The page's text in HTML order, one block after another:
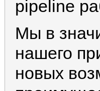
pipeline
Мы в
нашего
новых